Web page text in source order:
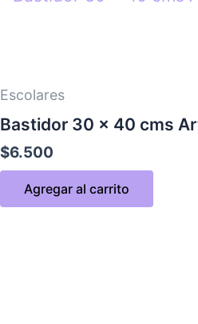
Escolares
Bastidor 30 x 40 cms
$6.500
Agregar al carrito